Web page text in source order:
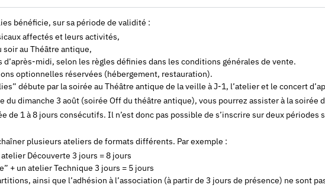
bénéficie, sur sa période de validité :
affectés et leurs activités,
soir au Théâtre antique,
midi, selon les règles définies dans les conditions générales de vente.
optionnelles réservées (hébergement, restauration).
débute par la soirée au Théâtre antique de la veille à J-1, l’atelier et le concert
du dimanche 3 août (soirée Off du théâtre antique), vous pourrez assister à la soirée
de 1 à 8 jours consécutifs. Il n’est donc pas possible de s’inscrire sur deux
plusieurs ateliers de formats différents. Par exemple :
Découverte 3 jours = 8 jours
+ un atelier Technique 3 jours = 5 jours
ainsi que l’adhésion à l’association (à partir de 3 jours de présence) ne sont